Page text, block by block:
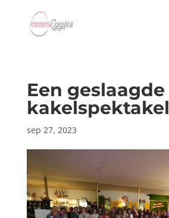
Een geslaagde
kakelspektakel
sep 27, 2023